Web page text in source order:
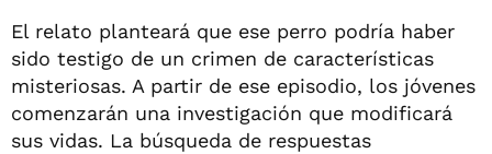
El relato planteará que ese perro podría haber
sido testigo de un crimen de características
misteriosas. A partir de ese episodio, los jóvenes
comenzarán una investigación que modificará
sus vidas. La búsqueda de respuestas